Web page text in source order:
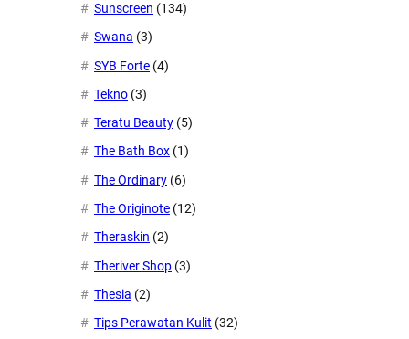
Sunscreen (134)
Swana (3)
SYB Forte (4)
Tekno (3)
Teratu Beauty (5)
The Bath Box (1)
The Ordinary (6)
The Originote (12)
Theraskin (2)
Theriver Shop (3)
Thesia (2)
Tips Perawatan Kulit (32)